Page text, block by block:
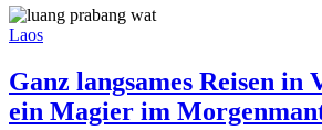
Laos
Ganz langsames Reisen in
ein Magier im